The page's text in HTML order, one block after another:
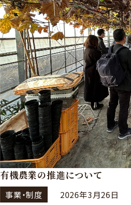
有機農業の推進について
事業・制度 2026年3月26日